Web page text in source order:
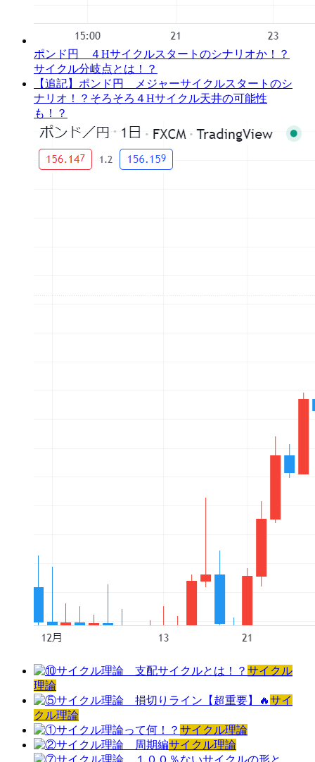
ポンド円 ４Hサイクルスタートのシナリオか！？
サイクル分岐点とは！？
【追記】ポンド円 メジャーサイクルスタートのシ
ナリオ！？そろそろ４Hサイクル天井の可能性
も！？
サイクル
理論
サイ
クル理論
サイクル理論
サイクル理論